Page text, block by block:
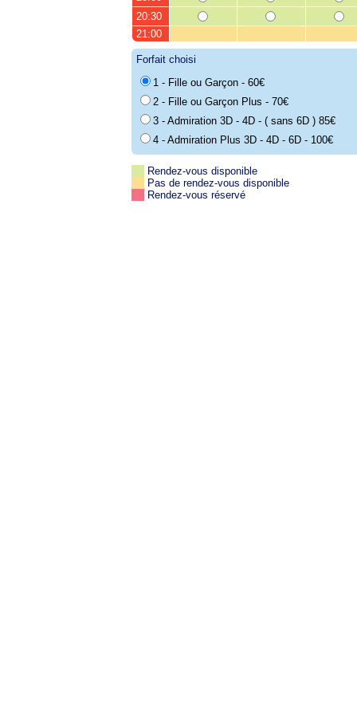
20:30
21:00
Forfait choisi
1 - Fille ou Garçon - 60€
2 - Fille ou Garçon Plus - 70€
3 - Admiration 3D - 4D - ( sans 6D ) 85€
4 - Admiration Plus 3D - 4D - 6D - 100€
Rendez-vous disponible
Pas de rendez-vous disponible
Rendez-vous réservé